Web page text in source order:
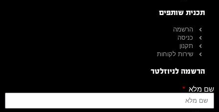
תכנית שותפים
הרשמה
כניסה
תקנון
שירות לקוחות
הרשמה לניוזלטר
שם מלא